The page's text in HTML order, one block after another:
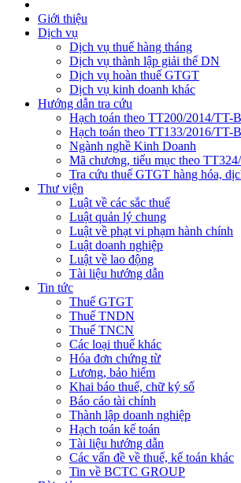
Giới thiệu
Dịch vụ
Dịch vụ thuế hàng tháng
Dịch vụ thành lập giải thể DN
Dịch vụ hoàn thuế GTGT
Dịch vụ kinh doanh khác
Hướng dẫn tra cứu
Hạch toán theo TT200/2014/TT-
Hạch toán theo TT133/2016/TT-
Ngành nghề Kinh Doanh
Mã chương, tiểu mục theo
Tra cứu thuế GTGT hàng hóa,
Thư viện
Luật về các sắc thuế
Luật quản lý chung
Luật về phạt vi phạm hành chính
Luật doanh nghiệp
Luật về lao động
Tài liệu hướng dẫn
Tin tức
Thuế GTGT
Thuế TNDN
Thuế TNCN
Các loại thuế khác
Hóa đơn chứng từ
Lương, bảo hiểm
Khai báo thuế, chữ ký số
Báo cáo tài chính
Thành lập doanh nghiệp
Hạch toán kế toán
Tài liệu hướng dẫn
Các vấn đề về thuế, kế toán khác
Tin về BCTC GROUP